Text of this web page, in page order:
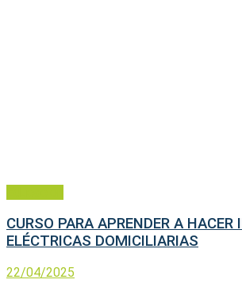
CURSO PARA APRENDER A
ELÉCTRICAS DOMICILIARIAS
22/04/2025